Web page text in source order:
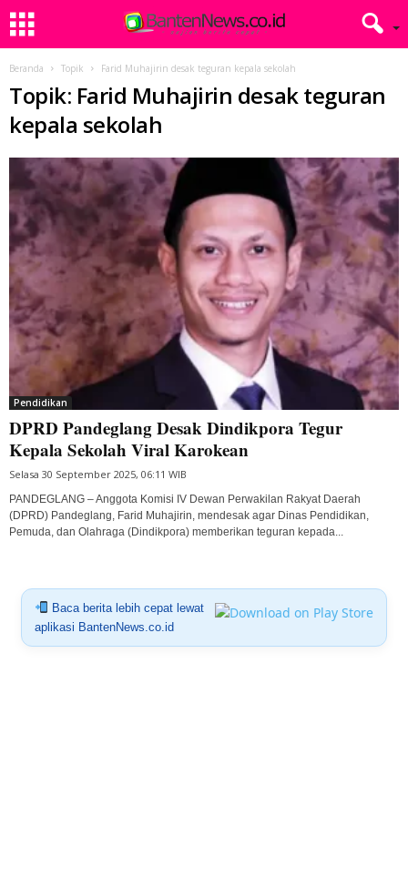
Beranda Topik Farid Muhajirin desak teguran kepala sekolah
Topik: Farid Muhajirin desak teguran
kepala sekolah
Pendidikan
DPRD Pandeglang Desak Dindikpora Tegur
Kepala Sekolah Viral Karokean
Selasa 30 September 2025, 06:11 WIB
PANDEGLANG – Anggota Komisi IV Dewan Perwakilan Rakyat Daerah
(DPRD) Pandeglang, Farid Muhajirin, mendesak agar Dinas Pendidikan,
Pemuda, dan Olahraga (Dindikpora) memberikan teguran kepada...
Baca berita lebih cepat lewat
aplikasi BantenNews.co.id